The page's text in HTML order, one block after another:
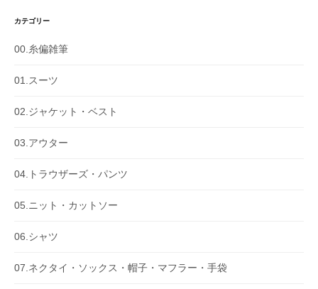
カテゴリー
00.糸偏雑筆
01.スーツ
02.ジャケット・ベスト
03.アウター
04.トラウザーズ・パンツ
05.ニット・カットソー
06.シャツ
07.ネクタイ・ソックス・帽子・マフラー・手袋